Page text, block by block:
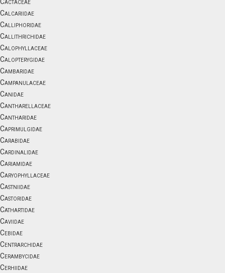
Calcariidae
Calliphoridae
Callithrichidae
Calophyllaceae
Calopterygidae
Cambaridae
Campanulaceae
Canidae
Cantharellaceae
Cantharidae
Caprimulgidae
Carabidae
Cardinalidae
Cariamidae
Caryophyllaceae
Castniidae
Castoridae
Cathartidae
Caviidae
Cebidae
Centrarchidae
Cerambycidae
Cerhiidae